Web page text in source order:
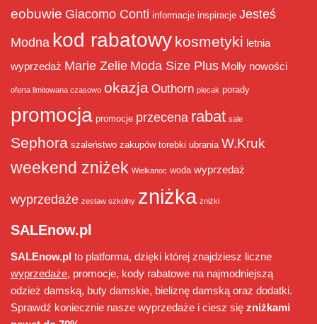
eobuwie Giacomo Conti informacje inspiracje Jesteś
Modna kod rabatowy kosmetyki letnia
wyprzedaż Marie Zelie Moda Size Plus Molly nowości
oferta limitowana czasowo okazja Outhorn plecak porady
promocja promocje przecena rabat sale
Sephora szaleństwo zakupów torebki ubrania W.Kruk
weekend zniżek Wielkanoc woda wyprzedaż
wyprzedaże zestaw szkolny zniżka zniżki
SALEnow.pl
SALEnow.pl to platforma, dzięki której znajdziesz liczne
wyprzedaże, promocje, kody rabatowe na najmodniejszą
odzież damską, buty damskie, bieliznę damską oraz dodatki.
Sprawdź koniecznie nasze wyprzedaże i ciesz się zniżkami